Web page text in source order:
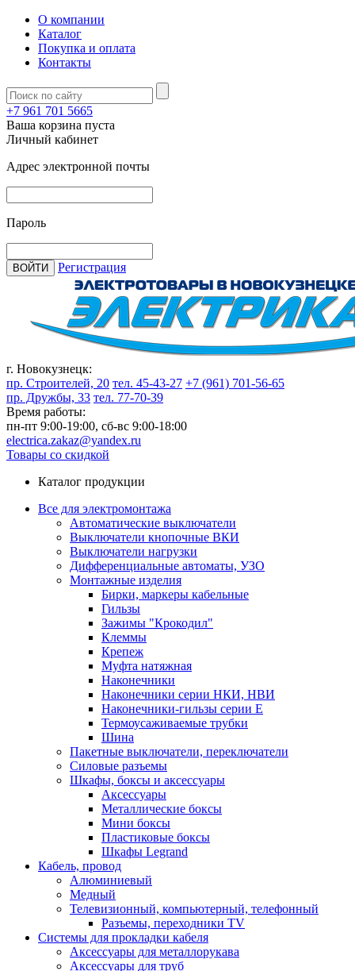
О компании
Каталог
Покупка и оплата
Контакты
+7 961 701 5665
Ваша корзина пуста
Личный кабинет
Адрес электронной почты
Пароль
ВОЙТИ Регистрация
г. Новокузнецк:
пр. Строителей, 20 тел. 45-43-27 +7 (961) 701-56-65
пр. Дружбы, 33 тел. 77-70-39
Время работы:
пн-пт 9:00-19:00, сб-вс 9:00-18:00
electrica.zakaz@yandex.ru
Товары со скидкой
Каталог продукции
Все для электромонтажа
Автоматические выключатели
Выключатели кнопочные ВКИ
Выключатели нагрузки
Дифференциальные автоматы, УЗО
Монтажные изделия
Бирки, маркеры кабельные
Гильзы
Зажимы "Крокодил"
Клеммы
Крепеж
Муфта натяжная
Наконечники
Наконечники серии НКИ, НВИ
Наконечники-гильзы серии Е
Термоусаживаемые трубки
Шина
Пакетные выключатели, переключатели
Силовые разъемы
Шкафы, боксы и аксессуары
Аксессуары
Металлические боксы
Мини боксы
Пластиковые боксы
Шкафы Legrand
Кабель, провод
Алюминиевый
Медный
Телевизионный, компьютерный, телефонный
Разъемы, переходники TV
Системы для прокладки кабеля
Аксессуары для металлорукава
Аксессуары для труб